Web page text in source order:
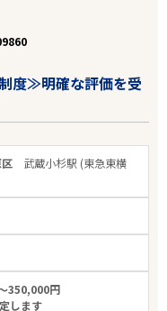
度≫明確な評価を受
区 武蔵小杉駅 (東急東横
350,000円
します